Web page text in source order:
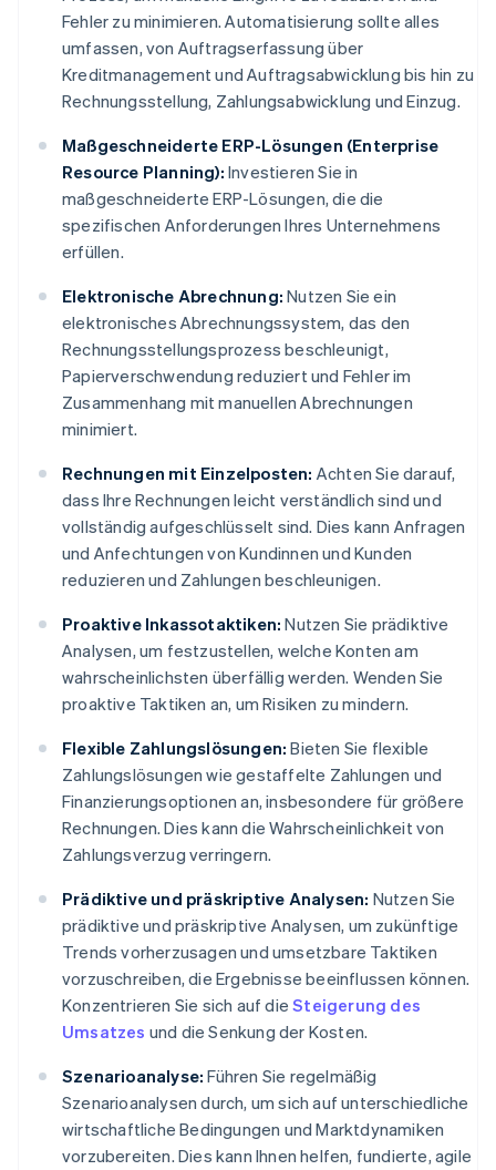
Fehler zu minimieren. Automatisierung sollte alles
umfassen, von Auftragserfassung über
Kreditmanagement und Auftragsabwicklung bis hin zu
Rechnungsstellung, Zahlungsabwicklung und Einzug.
Maßgeschneiderte ERP-Lösungen (Enterprise
Resource Planning): Investieren Sie in
maßgeschneiderte ERP-Lösungen, die die
spezifischen Anforderungen Ihres Unternehmens
erfüllen.
Elektronische Abrechnung: Nutzen Sie ein
elektronisches Abrechnungssystem, das den
Rechnungsstellungsprozess beschleunigt,
Papierverschwendung reduziert und Fehler im
Zusammenhang mit manuellen Abrechnungen
minimiert.
Rechnungen mit Einzelposten: Achten Sie darauf,
dass Ihre Rechnungen leicht verständlich sind und
vollständig aufgeschlüsselt sind. Dies kann Anfragen
und Anfechtungen von Kundinnen und Kunden
reduzieren und Zahlungen beschleunigen.
Proaktive Inkassotaktiken: Nutzen Sie prädiktive
Analysen, um festzustellen, welche Konten am
wahrscheinlichsten überfällig werden. Wenden Sie
proaktive Taktiken an, um Risiken zu mindern.
Flexible Zahlungslösungen: Bieten Sie flexible
Zahlungslösungen wie gestaffelte Zahlungen und
Finanzierungsoptionen an, insbesondere für größere
Rechnungen. Dies kann die Wahrscheinlichkeit von
Zahlungsverzug verringern.
Prädiktive und präskriptive Analysen: Nutzen Sie
prädiktive und präskriptive Analysen, um zukünftige
Trends vorherzusagen und umsetzbare Taktiken
vorzuschreiben, die Ergebnisse beeinflussen können.
Konzentrieren Sie sich auf dieSteigerung des
Umsatzes und die Senkung der Kosten.
Szenarioanalyse: Führen Sie regelmäßig
Szenarioanalysen durch, um sich auf unterschiedliche
wirtschaftliche Bedingungen und Marktdynamiken
vorzubereiten. Dies kann Ihnen helfen, fundierte, agile